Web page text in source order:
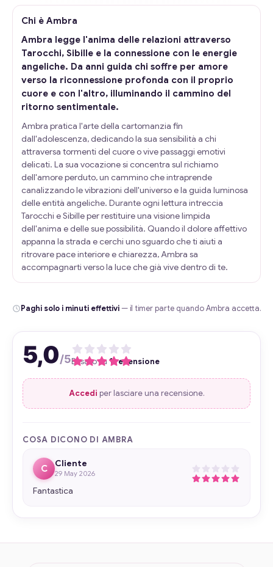
Chi è Ambra
Ambra legge l'anima delle relazioni attraverso
Tarocchi, Sibille e la connessione con le energie
angeliche. Da anni guida chi soffre per amore
verso la riconnessione profonda con il proprio
cuore e con l'altro, illuminando il cammino del
ritorno sentimentale.
Ambra pratica l'arte della cartomanzia fin
dall'adolescenza, dedicando la sua sensibilità a chi
attraversa tormenti del cuore o vive passaggi emotivi
delicati. La sua vocazione si concentra sul richiamo
dell'amore perduto, un cammino che intraprende
canalizzando le vibrazioni dell'universo e la guida luminosa
delle entità angeliche. Durante ogni lettura intreccia
Tarocchi e Sibille per restituire una visione limpida
dell'anima e delle sue possibilità. Quando il dolore affettivo
appanna la strada e cerchi uno sguardo che ti aiuti a
ritrovare pace interiore e chiarezza, Ambra sa
accompagnarti verso la luce che già vive dentro di te.
Paghi solo i minuti effettivi— il timer parte quando Ambra accetta.
5,0/5Basato su1 recensione
Accedi per lasciare una recensione.
COSA DICONO DI AMBRA
C Cliente
29 May 2026
Fantastica